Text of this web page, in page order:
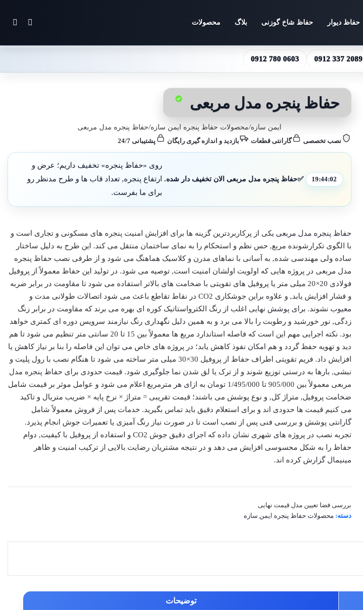
حفاظ دیوار حفاظ شاخ گوزنی بلاگ محصولات تغییر
0912 780 0603 0912 337 2089
حفاظ پنجره مدل مربعی
ایمن سازه/محصولات حفاظ پنجره ایمن سازه/حفاظ پنجره مدل مربعی
نصب تخصصی
گارانتی قطعات بازدید و اندازه گیری رایگان پشتیبانی 24/7
19:44:00
✅حفاظ پنجره مدل مربعی الان تخفیف دار شده.
روی «حفاظ پنجره» تخفیف داریم؛ عرض و
ارتفاع پنجره, تعداد قاب ها و طرح مدنظر رو
برای ما بفرست.
حفاظ پنجره مدل مربعی یکی از پرکاربردترین گزینه ها برای افزایش امنیت پنجره های مسکونی و تجاری است و
با الگوی تکرارشونده مربع, حس نظم و استحکام را به نمای ساختمان منتقل می کند. این طرح به دلیل ساختار
ساده ولی مهندسی شده, به آسانی با نماهای مدرن و کلاسیک هماهنگ می شود و از طرفی نصب حفاظ پنجره
مدل مربعی در پروژه هایی که اولویت اولشان امنیت است, توصیه می شود. در تولید این حفاظ معمولاً از پروفیل
فولادی 20×20 میلی متر یا پروفیل های تقویتی با ضخامت های بالاتر استفاده می شود تا مقاومت در برابر ضربه
و فشار افزایش یابد, و علاوه براین جوشکاری CO2 در نقاط تقاطع باعث می شود اتصالات طولانی مدت و
معیوب نشوند. برای پوشش نهایی اغلب از رنگ الکترواستاتیک کوره ای بهره می برند که مقاومت در برابر زنگ
زدگی, نور خورشید و رطوبت را بالا می برد و به همین دلیل نگهداری رنگ نیازمند سرویس دوره ای کمتری خواهد
بود. نکته اجرایی مهم این است که فاصله استاندارد مربع ها معمولاً بین 15 تا 20 سانتی متر تنظیم می شود تا هم
دید و تهویه حفظ گردد و هم امکان نفوذ کاهش یابد؛ در پروژه های خاص می توان این فاصله را بنا بر نیاز کاهش یا
افزایش داد. فریم تقویتی اطراف حفاظ از پروفیل 30×30 میلی متر ساخته می شود تا هنگام نصب با رول پلیت و
نبشی, بارها به درستی توزیع شوند و از ترک یا لق شدن نما جلوگیری شود. قیمت حدودی برای حفاظ پنجره مدل
مربعی معمولاً بین 905/000 تا
1/495/000 تومان به ازای هر مترمربع اعلام می شود و عوامل موثر بر قیمت شامل
ضخامت پروفیل, متراژ کل, و نوع پوشش می باشند؛ قیمت تقریبی = متراژ × نرخ پایه × ضریب متریال و تاکید
می کنیم قیمت ها حدودی اند و برای استعلام دقیق باید تماس بگیرید. خدمات پس از فروش معمولاً شامل
گارانتی پوشش و بررسی فنی پس از نصب است تا در صورت نیاز رنگ آمیزی یا تعمیرات جوش انجام پذیرد.
تجربه نصب در پروژه های شهری نشان داده که اجرای دقیق جوش CO2 و استفاده از پروفیل با کیفیت, دوام
حفاظ را به شکل محسوسی افزایش می دهد و در نتیجه مشتریان رضایت بالایی از ترکیب امنیت و ظاهر
مینیمال گزارش کرده اند.
بررسی فضا تعیین مدل قیمت نهایی
دسته: محصولات حفاظ پنجره ایمن سازه
توضیحات